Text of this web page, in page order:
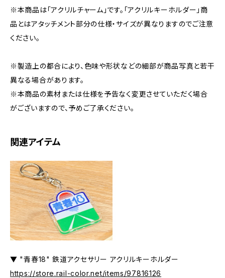
※本商品は「アクリルチャーム」です。「アクリルキーホルダー」商
品とはアタッチメント部分の仕様・サイズが異なりますのでご注意
ください。
※製造上の都合により、色味や形状などの細部が商品写真と若干
異なる場合があります。
※本商品の素材または仕様を予告なく変更させていただく場合
がございますので、予めご了承ください。
関連アイテム
▼ "青春18" 鉄道アクセサリー アクリルキーホルダー
https://store.rail-color.net/items/97816126